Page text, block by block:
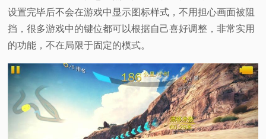
设置完毕后不会在游戏中显示图标样式，不用担心画面被阻
挡，很多游戏中的键位都可以根据自己喜好调整，非常实用
的功能，不在局限于固定的模式。‍